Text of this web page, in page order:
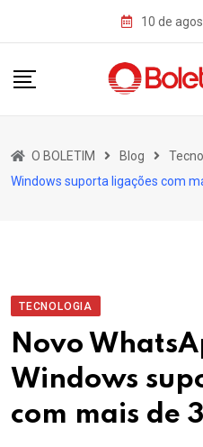
10 de
O BOLETIM Blog
Windows suporta ligações com
TECNOLOGIA
Novo
Windows
com mais de